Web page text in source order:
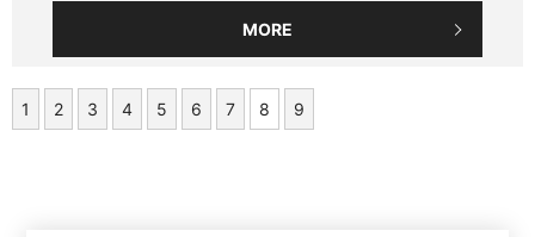
MORE
1 2 3 4 5 6 7 8 9